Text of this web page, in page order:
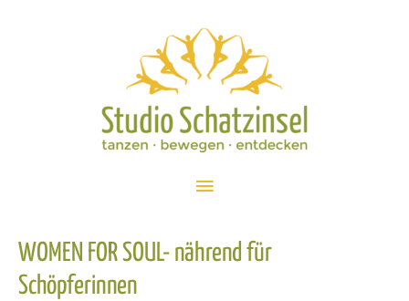
Hauptmenü
WOMEN FOR SOUL- nährend für
Schöpferinnen